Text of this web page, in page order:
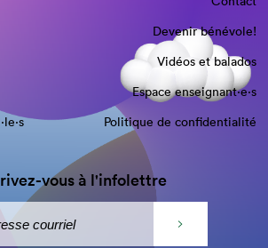
Devenir bénévole!
Vidéos et balados
Espace enseignant·e⋅s
Politique de confidentialité
vous à l'infolettre